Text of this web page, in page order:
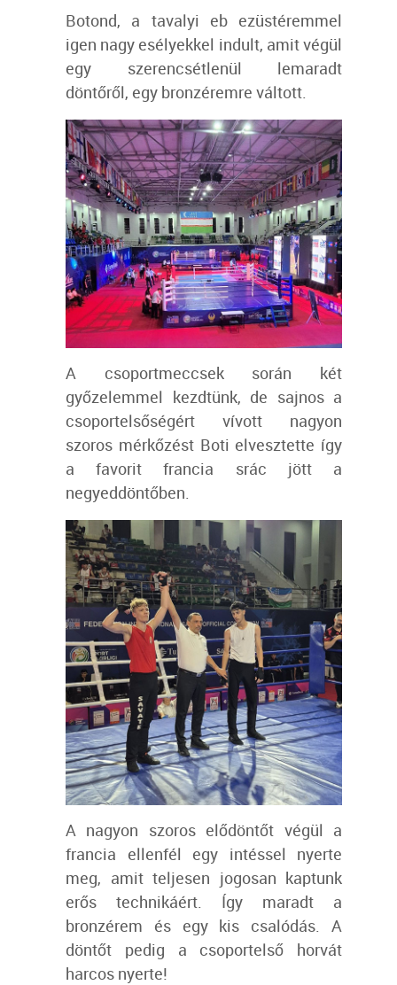
Botond, a tavalyi eb ezüstéremmel
igen nagy esélyekkel indult, amit végül
egy szerencsétlenül lemaradt
döntőről, egy bronzéremre váltott.
A csoportmeccsek során két
győzelemmel kezdtünk, de sajnos a
csoportelsőségért vívott nagyon
szoros mérkőzést Boti elvesztette így
a favorit francia srác jött a
negyeddöntőben.
A nagyon szoros elődöntőt végül a
francia ellenfél egy intéssel nyerte
meg, amit teljesen jogosan kaptunk
erős technikáért. Így maradt a
bronzérem és egy kis csalódás. A
döntőt pedig a csoportelső horvát
harcos nyerte!